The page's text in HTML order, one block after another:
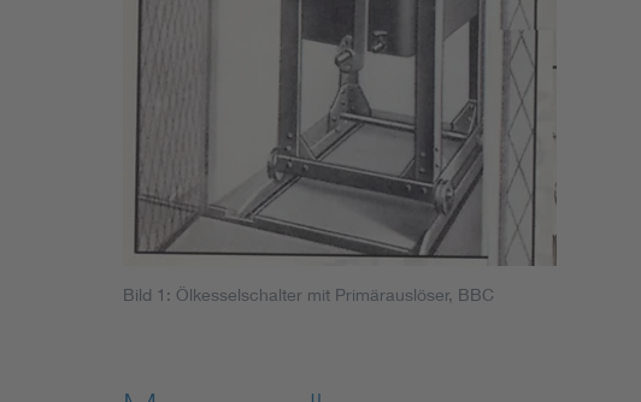
Bild 1: Ölkesselschalter mit Primärauslöser, BBC